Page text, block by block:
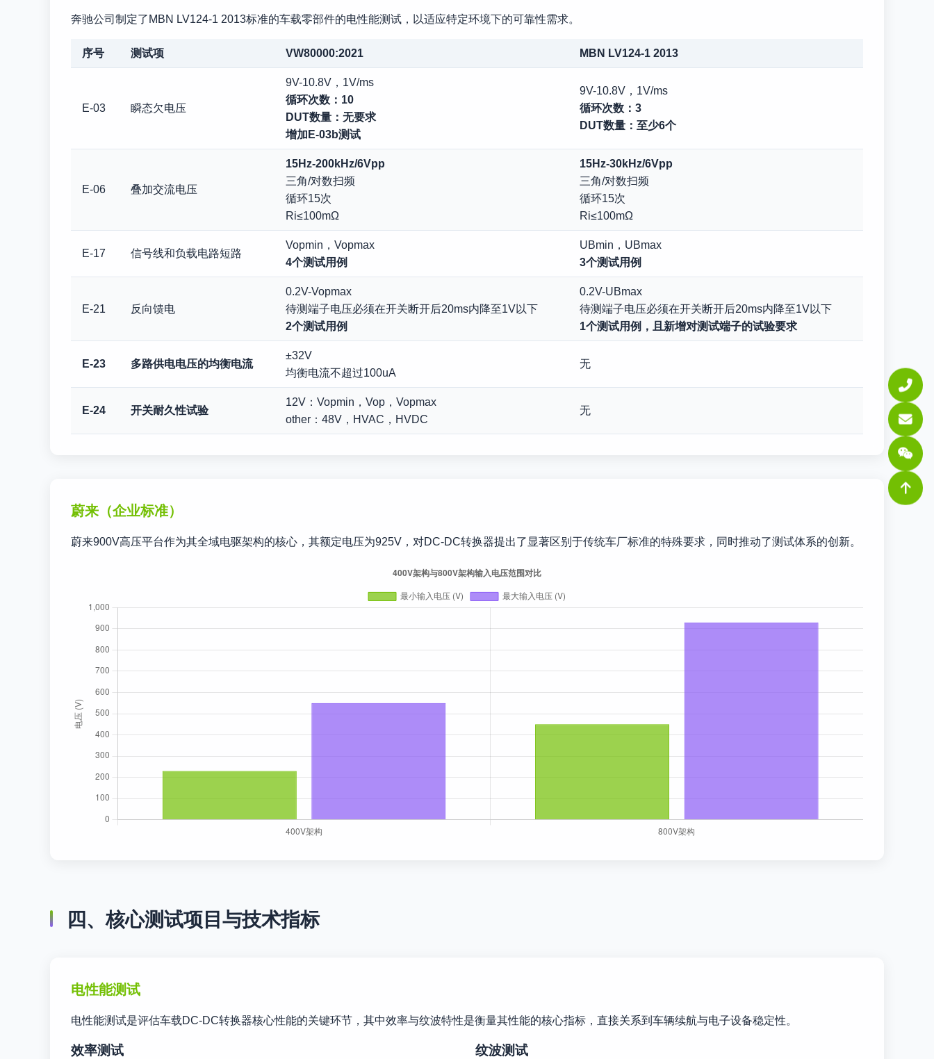
奔驰公司制定了MBN LV124-1 2013标准的车载零部件的电性能测试，以适应特定环境下的可靠性需求。
序号 测试项 VW80000:2021 MBN LV124-1 2013
E-03 瞬态欠电压
9V-10.8V，1V/ms
循环次数：10
DUT数量：无要求
增加E-03b测试
9V-10.8V，1V/ms
循环次数：3
DUT数量：至少6个
E-06 叠加交流电压
15Hz-200kHz/6Vpp
三角/对数扫频
循环15次
Ri≤100mΩ
15Hz-30kHz/6Vpp
三角/对数扫频
循环15次
Ri≤100mΩ
E-17 信号线和负载电路短路
Vopmin，Vopmax
4个测试用例
UBmin，UBmax
3个测试用例
E-21 反向馈电
0.2V-Vopmax
待测端子电压必须在开关断开后20ms内降至1V以下
2个测试用例
0.2V-UBmax
待测端子电压必须在开关断开后20ms内降至1V以下
1个测试用例，且新增对测试端子的试验要求
E-23 多路供电电压的均衡电流
±32V
均衡电流不超过100uA
无
E-24 开关耐久性试验
12V：Vopmin，Vop，Vopmax
other：48V，HVAC，HVDC
无
蔚来（企业标准）
蔚来900V高压平台作为其全域电驱架构的核心，其额定电压为925V，对DC-DC转换器提出了显著区别于传统车厂标准的特殊要求，同时推动了测试体系的创新。
四、核心测试项目与技术指标
电性能测试
电性能测试是评估车载DC-DC转换器核心性能的关键环节，其中效率与纹波特性是衡量其性能的核心指标，直接关系到车辆续航与电子设备稳定性。
效率测试 纹波测试